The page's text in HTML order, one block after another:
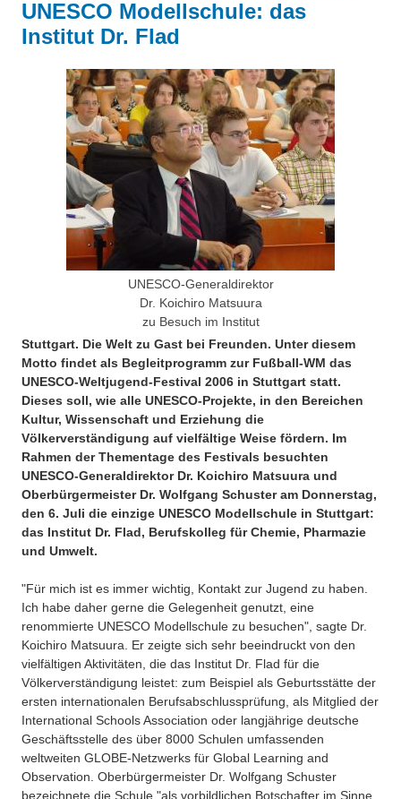
Besonderheiten
Projekte
Eduthek
Preisrätsel
Unsere Linktipps
Pressearchiv
Benzolring-Archiv
UNESCO Modellschule: das
Institut Dr. Flad
UNESCO-Generaldirektor
Dr. Koichiro Matsuura
zu Besuch im Institut
Stuttgart. Die Welt zu Gast bei Freunden. Unter diesem
Motto findet als Begleitprogramm zur Fußball-WM das
UNESCO-Weltjugend-Festival 2006 in Stuttgart statt.
Dieses soll, wie alle UNESCO-Projekte, in den Bereichen
Kultur, Wissenschaft und Erziehung die
Völkerverständigung auf vielfältige Weise fördern. Im
Rahmen der Thementage des Festivals besuchten
UNESCO-Generaldirektor Dr. Koichiro Matsuura und
Oberbürgermeister Dr. Wolfgang Schuster am Donnerstag,
den 6. Juli die einzige UNESCO Modellschule in Stuttgart:
das Institut Dr. Flad, Berufskolleg für Chemie, Pharmazie
und Umwelt.
"Für mich ist es immer wichtig, Kontakt zur Jugend zu haben.
Ich habe daher gerne die Gelegenheit genutzt, eine
renommierte UNESCO Modellschule zu besuchen", sagte Dr.
Koichiro Matsuura. Er zeigte sich sehr beeindruckt von den
vielfältigen Aktivitäten, die das Institut Dr. Flad für die
Völkerverständigung leistet: zum Beispiel als Geburtsstätte der
ersten internationalen Berufsabschlussprüfung, als Mitglied der
International Schools Association oder langjährige deutsche
Geschäftsstelle des über 8000 Schulen umfassenden
weltweiten GLOBE-Netzwerks für Global Learning and
Observation. Oberbürgermeister Dr. Wolfgang Schuster
bezeichnete die Schule "als vorbildlichen Botschafter im Sinne